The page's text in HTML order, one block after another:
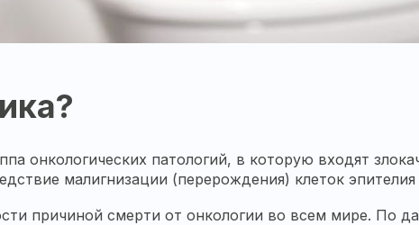
онкологических патологий, в которую входят
малигнизации (перерождения) клеток
причиной смерти от онкологии во всем мире. По